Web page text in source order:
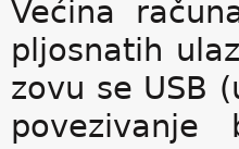
Većina
pljosnatih
zovu se USB